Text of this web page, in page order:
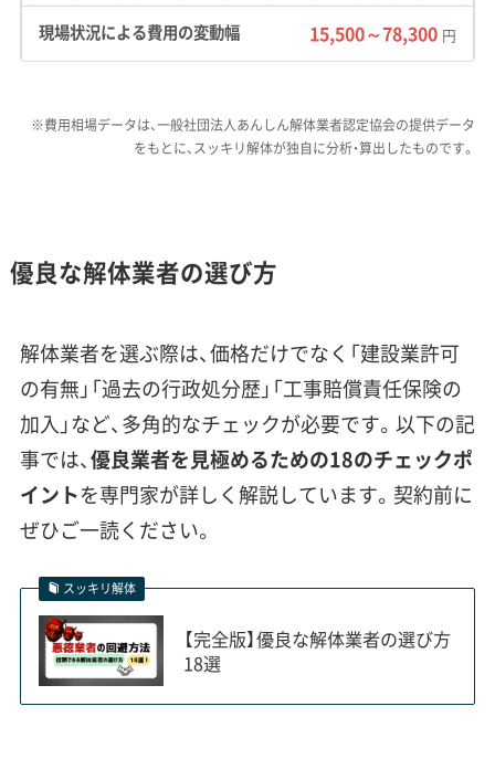
から高額な追加請求になるトラブ
ルが少なくありません。最初の見積
についてしっかり説明してくれる
要の変化
東武動物公園駅西口で進められた再開発事業
によって、古い商業ビルや店舗の解体が活発化
しました。同時に「歩きたくなるまちづくり」に
関連した、新しい形の解体工事も増えていま
す。
近年の宮代町の解体事情を語る上で欠かせないの
15,500～78,300 円
※費用相場データは、一般社団法人あんしん解体業者認定協会の提供データ
をもとに、スッキリ解体が独自に分析・算出したものです。
優良な解体業者の選び方
解体業者を選ぶ際は、価格だけでなく「建設業許可
の有無」「過去の行政処分歴」「工事賠償責任保険の
加入」など、多角的なチェックが必要です。以下の記
事では、優良業者を見極めるための18のチェックポ
イントを専門家が詳しく解説しています。契約前に
ぜひご一読ください。
スッキリ解体
【完全版】優良な解体業者の選び方
18選